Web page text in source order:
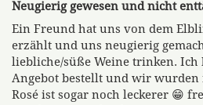
Neugierig gewesen und nicht
Ein Freund hat uns von dem
erzählt und uns neugierig
liebliche/süße Weine trinken. Ich
Angebot bestellt und wir wurden
Rosé ist sogar noch leckerer 😁